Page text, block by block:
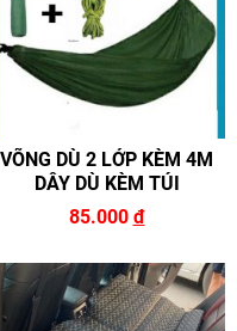
VÕNG DÙ 2 LỚP KÈM 4M
DÂY DÙ KÈM TÚI
85.000 đ